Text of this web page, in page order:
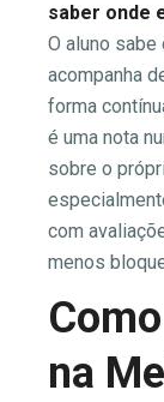
saber onde
O aluno
acompanha
forma
é uma nota
sobre o
com
menos
na